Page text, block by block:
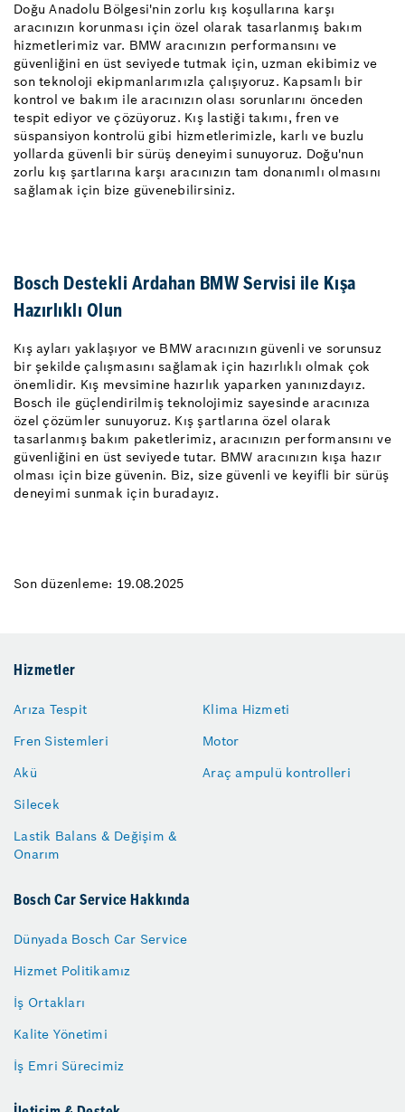
Doğu Anadolu Bölgesi'nin zorlu kış koşullarına karşı
aracınızın korunması için özel olarak tasarlanmış bakım
hizmetlerimiz var. BMW aracınızın performansını ve
güvenliğini en üst seviyede tutmak için, uzman ekibimiz ve
son teknoloji ekipmanlarımızla çalışıyoruz. Kapsamlı bir
kontrol ve bakım ile aracınızın olası sorunlarını önceden
tespit ediyor ve çözüyoruz. Kış lastiği takımı, fren ve
süspansiyon kontrolü gibi hizmetlerimizle, karlı ve buzlu
yollarda güvenli bir sürüş deneyimi sunuyoruz. Doğu'nun
zorlu kış şartlarına karşı aracınızın tam donanımlı olmasını
sağlamak için bize güvenebilirsiniz.
Bosch Destekli Ardahan BMW Servisi ile Kışa
Hazırlıklı Olun
Kış ayları yaklaşıyor ve BMW aracınızın güvenli ve sorunsuz
bir şekilde çalışmasını sağlamak için hazırlıklı olmak çok
önemlidir. Kış mevsimine hazırlık yaparken yanınızdayız.
Bosch ile güçlendirilmiş teknolojimiz sayesinde aracınıza
özel çözümler sunuyoruz. Kış şartlarına özel olarak
tasarlanmış bakım paketlerimiz, aracınızın performansını ve
güvenliğini en üst seviyede tutar. BMW aracınızın kışa hazır
olması için bize güvenin. Biz, size güvenli ve keyifli bir sürüş
deneyimi sunmak için buradayız.
Son düzenleme: 19.08.2025
Hizmetler
Arıza Tespit
Fren Sistemleri
Akü
Silecek
Lastik Balans & Değişim &
Onarım
Klima Hizmeti
Motor
Araç ampulü kontrolleri
Bosch Car Service Hakkında
Dünyada Bosch Car Service
Hizmet Politikamız
İş Ortakları
Kalite Yönetimi
İş Emri Sürecimiz